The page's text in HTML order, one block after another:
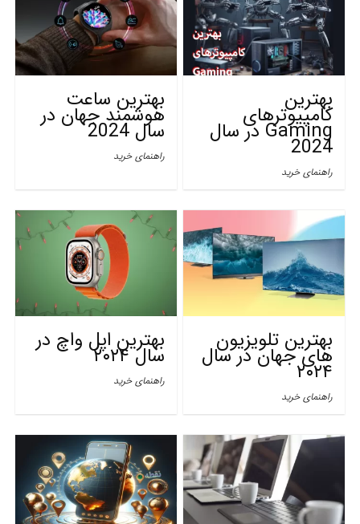
بهترین
کامپیوترهای
Gaming در سال
2024
راهنمای خرید
بهترین ساعت
هوشمند جهان در
سال 2024
راهنمای خرید
بهترین تلویزیون
های جهان در سال
۲۰۲۴
راهنمای خرید
بهترین اپل واچ در
سال ۲۰۲۴
راهنمای خرید